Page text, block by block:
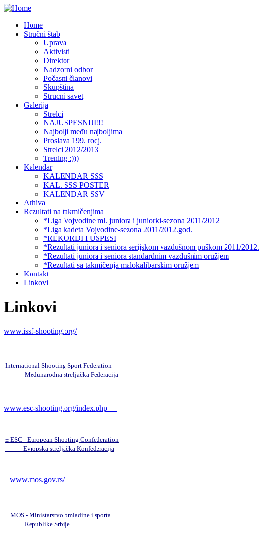
Home
Stručni štab
Uprava
Aktivisti
Direktor
Nadzorni odbor
Počasni članovi
Skupština
Strucni savet
Galerija
Strelci
NAJUSPESNIJI!!!
Najbolji među najboljima
Proslava 199. rodj.
Strelci 2012/2013
Trening :)))
Kalendar
KALENDAR SSS
KAL. SSS POSTER
KALENDAR SSV
Arhiva
Rezultati na takmičenjima
*Liga Vojvodine ml. juniora i juniorki-sezona 2011/2012
*Liga kadeta Vojvodine-sezona 2011/2012.god.
*REKORDI I USPESI
*Rezultati juniora i seniora serijskom vazdušnom puškom 2011/2012.
*Rezultati juniora i seniora standardnim vazdušnim oružjem
*Rezultati sa takmičenja malokalibarskim oružjem
Kontakt
Linkovi
Linkovi
www.issf-shooting.org/
International Shooting Sport Federation
Međunarodna streljačka Federacija
www.esc-shooting.org/index.php
± ESC - European Shooting Confederation
Evropska streljačka Konfederacija
www.mos.gov.rs/
± MOS - Ministarstvo omladine i sporta
Republike Srbije